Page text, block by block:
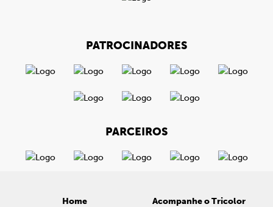
PATROCINADORES
PARCEIROS
Home
Acompanhe o Tricolor